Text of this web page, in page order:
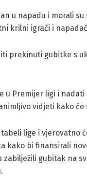
u napadu i morali
krilni igrači i
prekinuti gubitke s
u Premijer ligi i nadati
vidjeti kako će
lige i vjerovatno
kako bi finansirali
gubitak na